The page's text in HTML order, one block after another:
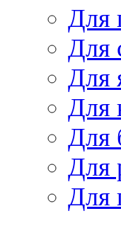
Для
Для
Для
Для
Для
Для
Для